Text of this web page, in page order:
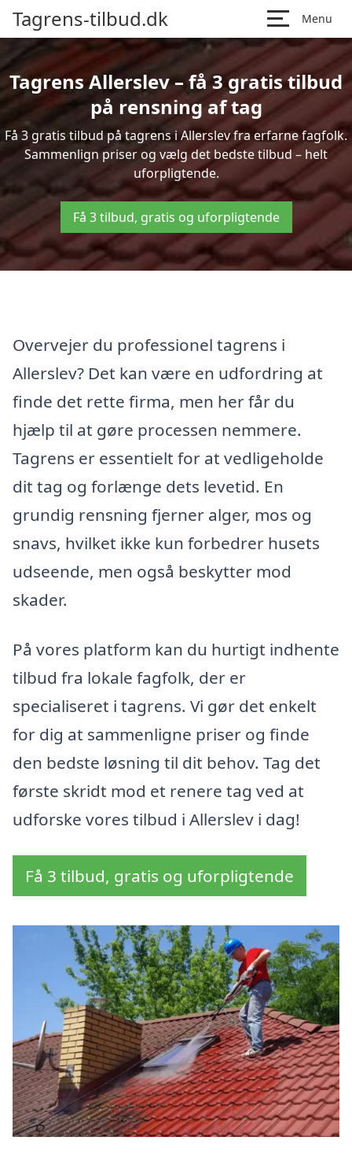
Tagrens-tilbud.dk Menu
Tagrens Allerslev – få 3 gratis tilbud
på rensning af tag
Få 3 gratis tilbud på tagrens i Allerslev fra erfarne fagfolk.
Sammenlign priser og vælg det bedste tilbud – helt
uforpligtende.
Få 3 tilbud, gratis og uforpligtende
Overvejer du professionel tagrens i
Allerslev? Det kan være en udfordring at
finde det rette firma, men her får du
hjælp til at gøre processen nemmere.
Tagrens er essentielt for at vedligeholde
dit tag og forlænge dets levetid. En
grundig rensning fjerner alger, mos og
snavs, hvilket ikke kun forbedrer husets
udseende, men også beskytter mod
skader.
På vores platform kan du hurtigt indhente
tilbud fra lokale fagfolk, der er
specialiseret i tagrens. Vi gør det enkelt
for dig at sammenligne priser og finde
den bedste løsning til dit behov. Tag det
første skridt mod et renere tag ved at
udforske vores tilbud i Allerslev i dag!
Få 3 tilbud, gratis og uforpligtende